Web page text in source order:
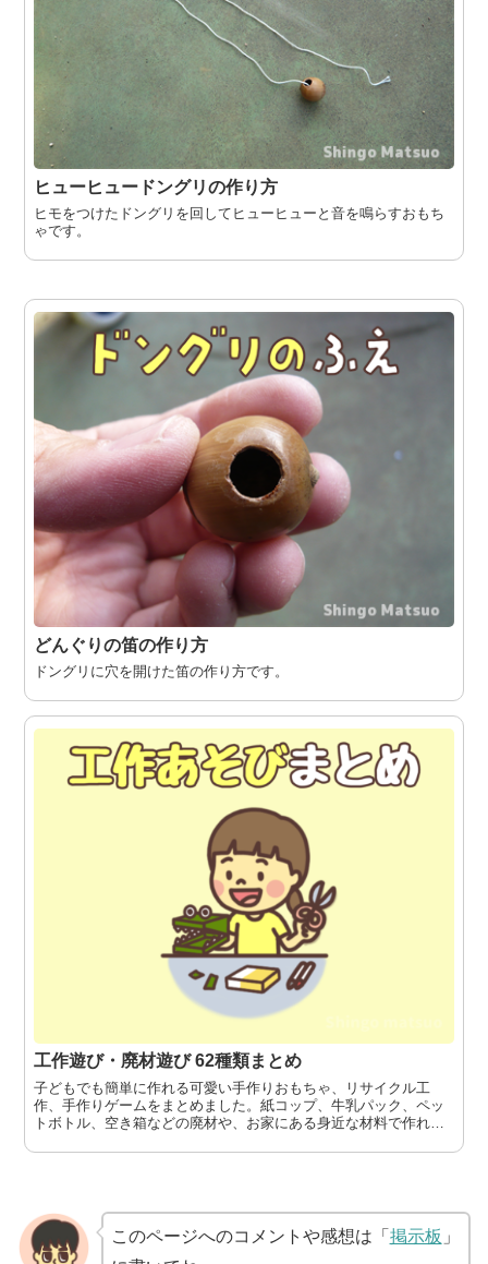
ヒューヒュードングリの作り方
ヒモをつけたドングリを回してヒューヒューと音を鳴らすおもち
ゃです。
どんぐりの笛の作り方
ドングリに穴を開けた笛の作り方です。
工作遊び・廃材遊び 62種類まとめ
子どもでも簡単に作れる可愛い手作りおもちゃ、リサイクル工
作、手作りゲームをまとめました。紙コップ、牛乳パック、ペッ
トボトル、空き箱などの廃材や、お家にある身近な材料で作れる
このページへのコメントや感想は「 掲示板 」